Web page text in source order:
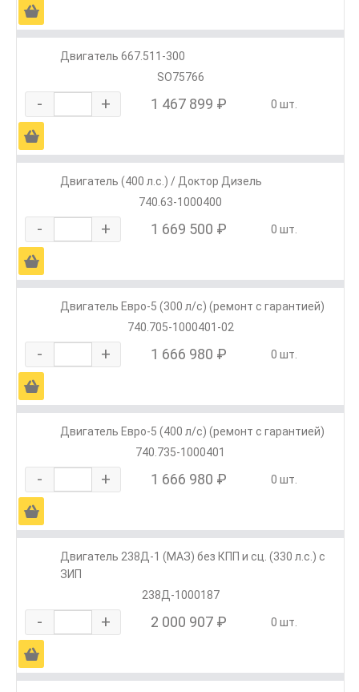
Ä
Двигатель 667.511-300
SO75766
- + 1 467 899 ₽ 0 шт.
Ä
Двигатель (400 л.с.) / Доктор Дизель
740.63-1000400
- + 1 669 500 ₽ 0 шт.
Ä
Двигатель Евро-5 (300 л/с) (ремонт с гарантией)
740.705-1000401-02
- + 1 666 980 ₽ 0 шт.
Ä
Двигатель Евро-5 (400 л/с) (ремонт с гарантией)
740.735-1000401
- + 1 666 980 ₽ 0 шт.
Ä
Двигатель 238Д-1 (МАЗ) без КПП и сц. (330 л.с.) с
ЗИП
238Д-1000187
- + 2 000 907 ₽ 0 шт.
Ä